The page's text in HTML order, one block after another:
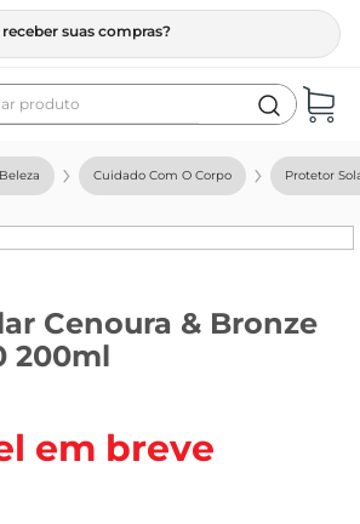
suas compras?
produto
Cuidado Com O Corpo Protetor
Cenoura & Bronze
200ml
em breve